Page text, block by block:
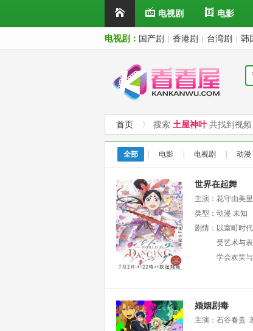
电视剧 电影
电视剧： 国产剧 香港剧 台湾剧 韩
首页 搜索 土屋神叶 共找到视频
全部 电影 电视剧 动漫
世界在起舞
主演： 花守由美里
Inori Minase 石
类型： 动漫 未知
剧情： 以室町时
受艺术与
学会欢笑
婚姻剧毒
主演： 石谷春贵